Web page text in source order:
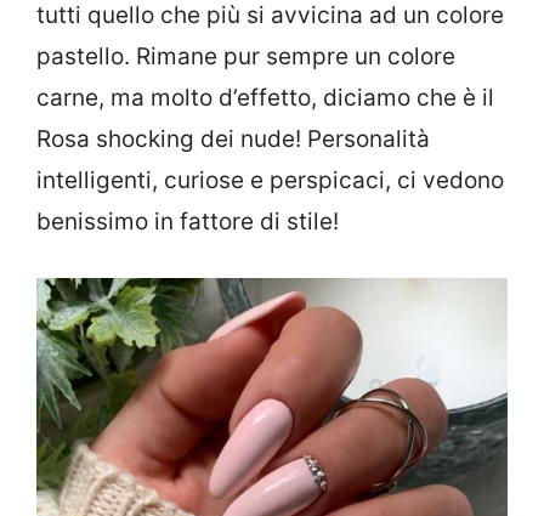
tutti quello che più si avvicina ad un colore
pastello. Rimane pur sempre un colore
carne, ma molto d’effetto, diciamo che è il
Rosa shocking dei nude! Personalità
intelligenti, curiose e perspicaci, ci vedono
benissimo in fattore di stile!